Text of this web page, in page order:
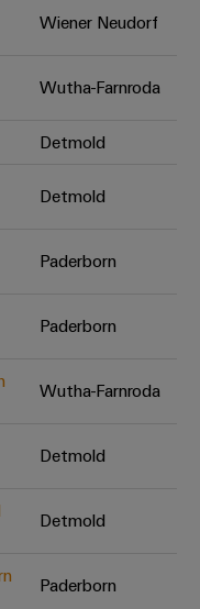
Neuheiten
Bereich
Wiener Neudorf
Wutha-Farnroda
Detmold
Detmold
Paderborn
Paderborn
Wutha-Farnroda
Detmold
Detmold
Paderborn